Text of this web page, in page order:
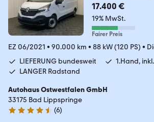
17.400 €
19% MwSt.
Fairer Preis
EZ 06/2021 • 90.000 km • 88 kW (120 PS) •
LIEFERUNG bundesweit
1.Hand,
LANGER Radstand
Autohaus Ostwestfalen GmbH
33175 Bad Lippspringe
4.3 Sterne
(6)